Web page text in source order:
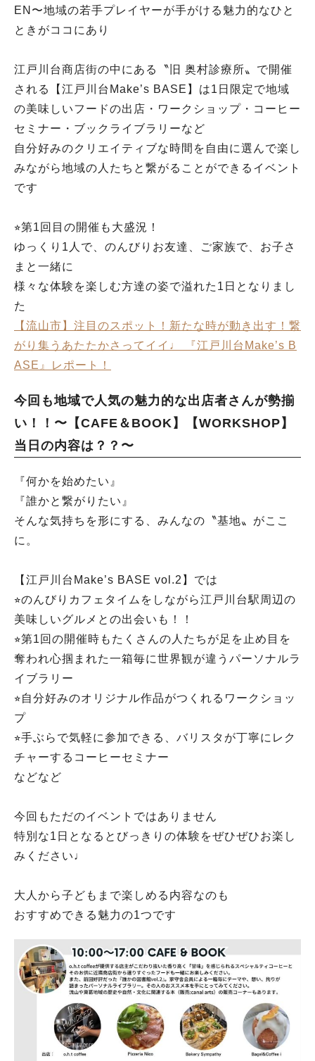
EN〜地域の若手プレイヤーが手がける魅力的なひと
ときがココにあり
江戸川台商店街の中にある〝旧 奥村診療所〟で開催
される【江戸川台Make’s BASE】は1日限定で地域
の美味しいフードの出店・ワークショップ・コーヒー
セミナー・ブックライブラリーなど
自分好みのクリエイティブな時間を自由に選んで楽し
みながら地域の人たちと繋がることができるイベント
です
⭐︎第1回目の開催も大盛況！
ゆっくり1人で、のんびりお友達、ご家族で、お子さ
まと一緒に
様々な体験を楽しむ方達の姿で溢れた1日となりまし
た
【流山市】注目のスポット！新たな時が動き出す！繋
がり集うあたたかさってイイ♩ 『江戸川台Make’s B
ASE』レポート！
今回も地域で人気の魅力的な出店者さんが勢揃
い！！〜【CAFE＆BOOK】【WORKSHOP】
当日の内容は？？〜
『何かを始めたい』
『誰かと繋がりたい』
そんな気持ちを形にする、みんなの〝基地〟がここ
に。
【江戸川台Make’s BASE vol.2】では
⭐︎のんびりカフェタイムをしながら江戸川台駅周辺の
美味しいグルメとの出会いも！！
⭐︎第1回の開催時もたくさんの人たちが足を止め目を
奪われ心掴まれた一箱毎に世界観が違うパーソナルラ
イブラリー
⭐︎自分好みのオリジナル作品がつくれるワークショッ
プ
⭐︎手ぶらで気軽に参加できる、バリスタが丁寧にレク
チャーするコーヒーセミナー
などなど
今回もただのイベントではありません
特別な1日となるとびっきりの体験をぜひぜひお楽し
みください♩
大人から子どもまで楽しめる内容なのも
おすすめできる魅力の1つです